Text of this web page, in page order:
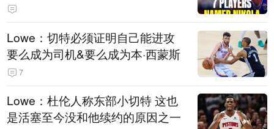
Lowe：切特必须证明自己能进攻
要么成为司机&要么成为本·西蒙斯
7
Lowe：杜伦人称东部小切特 这也
是活塞至今没和他续约的原因之一